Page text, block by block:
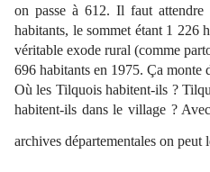
on passe à 612. Il faut
habitants, le sommet étant 1 226
véritable exode rural (comme
696 habitants en 1975. Ça monte
Où les Tilquois habitent-ils ?
habitent-ils dans le village ?
archives départementales on peut